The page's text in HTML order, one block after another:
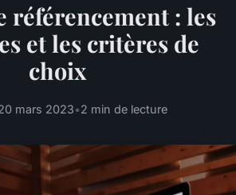
référencement : les
et les critères de
choix
mars 2023•2 min de lecture